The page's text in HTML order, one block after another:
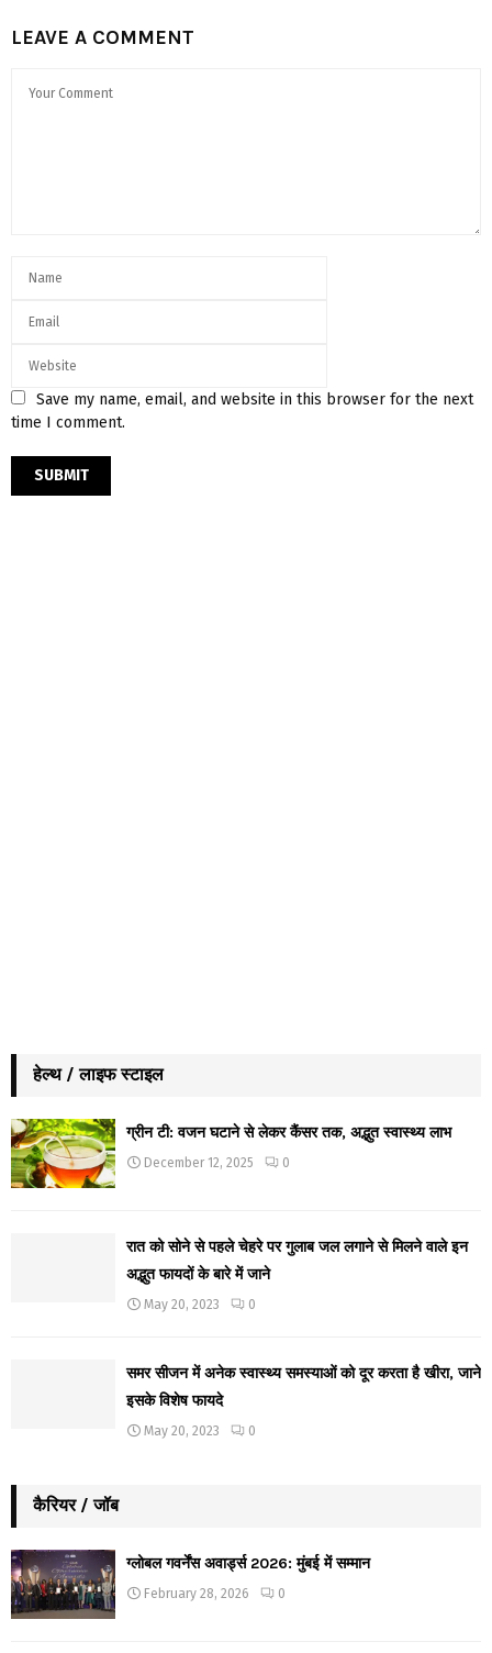
LEAVE A COMMENT
Save my name, email, and website in this browser for the next
time I comment.
हेल्थ / लाइफ स्टाइल
ग्रीन टी: वजन घटाने से लेकर कैंसर तक, अद्भुत स्वास्थ्य लाभ
December 12, 2025 0
रात को सोने से पहले चेहरे पर गुलाब जल लगाने से मिलने वाले इन
अद्भुत फायदों के बारे में जाने
May 20, 2023 0
समर सीजन में अनेक स्वास्थ्य समस्याओं को दूर करता है खीरा, जाने
इसके विशेष फायदे
May 20, 2023 0
कैरियर / जॉब
ग्लोबल गवर्नेंस अवार्ड्स 2026: मुंबई में सम्मान
February 28, 2026 0